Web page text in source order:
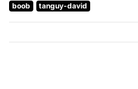
boob
tanguy-david